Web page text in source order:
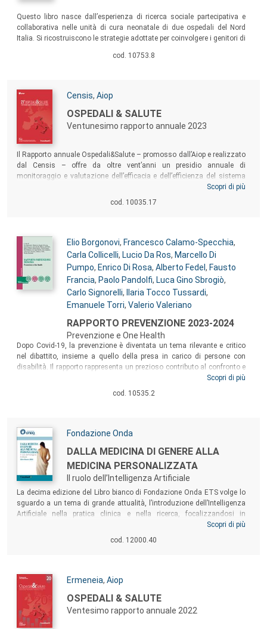
Questo libro nasce dall’esperienza di ricerca sociale partecipativa e
collaborativa nelle unità di cura neonatale di due ospedali del Nord
Italia. Si ricostruiscono le strategie adottate per coinvolgere i genitori di
un’effettiva interdisciplinarità tra la sociologia, la medicina, la
cod. 10753.8
Autori:
Censis, Aiop
Titolo:
OSPEDALI & SALUTE
Ventunesimo rapporto annuale 2023
Sommario:
Il Rapporto annuale Ospedali&Salute – promosso dall’Aiop e realizzato
dal Censis – offre da oltre vent’anni un presidio annuale di
monitoraggio e valutazione dell’efficacia e dell’efficienza del sistema
ospedaliero italiano, espressa in una componente di diritto pubblico e
in una componente di diritto privato. Con la 21a edizione si inaugura
strategie di conservazione e recupero di una sanità davvero per tutti.
Scopri di più
cod. 10035.17
Autori:
Elio Borgonovi, Francesco Calamo-Specchia,
Carla Collicelli, Lucio Da Ros, Marcello Di
Pumpo, Enrico Di Rosa, Alberto Fedel , Fausto
Francia, Paolo Pandolfi, Luca Gino Sbrogiò,
Carlo Signorelli, Ilaria Tocco Tussardi,
Emanuele Torri, Valerio Valeriano
Titolo:
RAPPORTO PREVENZIONE 2023-2024
Prevenzione e One Health
Sommario:
Dopo Covid-19, la prevenzione è diventata un tema rilevante e critico
nel dibattito, insieme a quello della presa in carico di persone con
disabilità. Il rapporto rappresenta un prezioso contributo al confronto e
alla discussione sulle attività di prevenzione nell’ambito del SSN e sul
ruolo dei Dipartimenti di prevenzione, finalizzati alla puntuale e
Scopri di più
cod. 10535.2
Autori:
Fondazione Onda
Titolo:
DALLA MEDICINA DI GENERE ALLA
MEDICINA PERSONALIZZATA
Il ruolo dell’Intelligenza Artificiale
Sommario:
La decima edizione del Libro bianco di Fondazione Onda ETS volge lo
sguardo a un tema di grande attualità, l’introduzione dell’Intelligenza
Artificiale nella pratica clinica e nella ricerca, focalizzandosi in
particolare sul suo contributo, tra potenzialità e criticità, per una
medicina sempre più personalizzata. Il ruolo dell’Intelligenza Artificiale
Scopri di più
cod. 12000.40
Autori:
Ermeneia, Aiop
Titolo:
OSPEDALI & SALUTE
Ventesimo rapporto annuale 2022